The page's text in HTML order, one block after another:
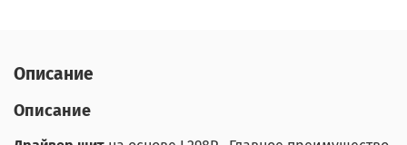
Описание
Описание